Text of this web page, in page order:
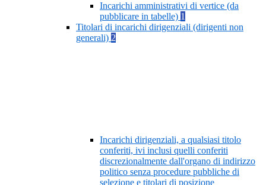
Incarichi amministrativi di vertice (da
pubblicare in tabelle) 1
Titolari di incarichi dirigenziali (dirigenti non
generali) 2
Incarichi dirigenziali, a qualsiasi titolo
conferiti, ivi inclusi quelli conferiti
discrezionalmente dall'organo di indirizzo
politico senza procedure pubbliche di
selezione e titolari di posizione